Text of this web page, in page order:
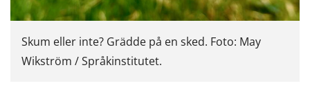
Skum eller inte? Grädde på en sked. Foto: May
Wikström / Språkinstitutet.